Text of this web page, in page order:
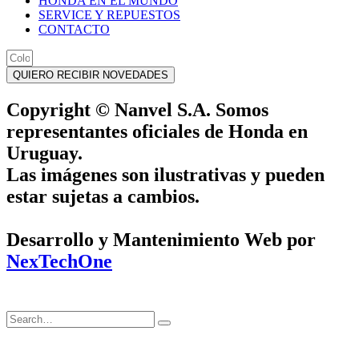
SERVICE Y REPUESTOS
CONTACTO
QUIERO RECIBIR NOVEDADES
Copyright © Nanvel S.A. Somos
representantes oficiales de Honda en
Uruguay.
Las imágenes son ilustrativas y pueden
estar sujetas a cambios.
Desarrollo y Mantenimiento Web por
NexTechOne